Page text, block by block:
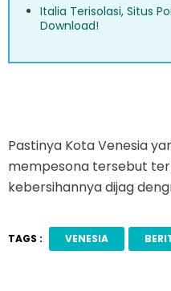
Italia Terisolasi, Situs
Download!
Pastinya Kota Venesia
mempesona tersebut
kebersihannya dijag
TAGS : VENESIA